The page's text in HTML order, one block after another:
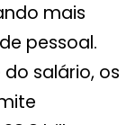
mais
pessoal.
salário, os